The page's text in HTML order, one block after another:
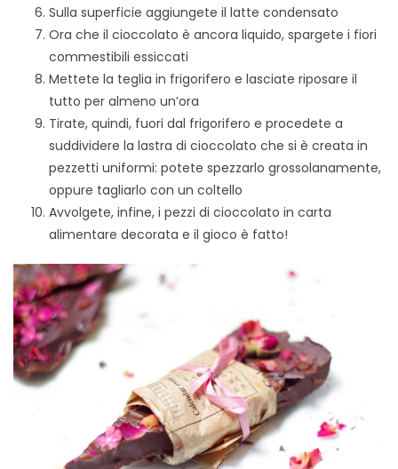
Sulla superficie aggiungete il latte condensato
Ora che il cioccolato è ancora liquido, spargete i fiori
commestibili essiccati
Mettete la teglia in frigorifero e lasciate riposare il
tutto per almeno un’ora
Tirate, quindi, fuori dal frigorifero e procedete a
suddividere la lastra di cioccolato che si è creata in
pezzetti uniformi: potete spezzarlo grossolanamente,
oppure tagliarlo con un coltello
Avvolgete, infine, i pezzi di cioccolato in carta
alimentare decorata e il gioco è fatto!